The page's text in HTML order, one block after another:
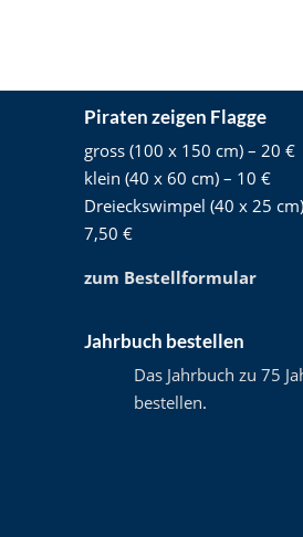
Piraten zeigen Flagge
gross (100 x 150 cm) – 20 €
klein (40 x 60 cm) – 10 €
Dreieckswimpel (40 x 25
7,50 €
zum Bestellformular
Jahrbuch bestellen
Das Jahrbuch zu 75
bestellen.